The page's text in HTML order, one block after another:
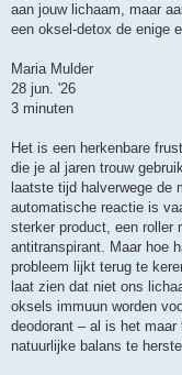
aan jouw lichaam, maar
een oksel-detox de enige
Maria Mulder
28 jun. '26
3 minuten
Het is een herkenbare
die je al jaren trouw
laatste tijd halverwege de
automatische reactie is
sterker product, een roller
antitranspirant. Maar hoe
probleem lijkt terug te
laat zien dat niet ons
oksels immuun worden
deodorant – al is het
natuurlijke balans te